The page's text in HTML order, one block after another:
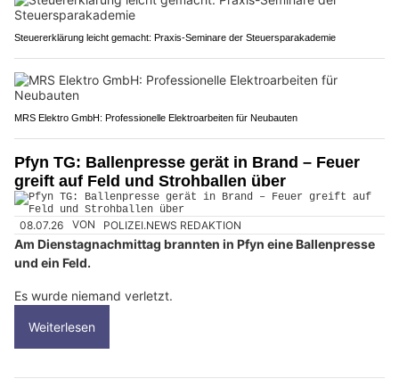
Steuererklärung leicht gemacht: Praxis-Seminare der Steuersparakademie
MRS Elektro GmbH: Professionelle Elektroarbeiten für Neubauten
Pfyn TG: Ballenpresse gerät in Brand – Feuer
greift auf Feld und Strohballen über
08.07.26 VON POLIZEI.NEWS REDAKTION
Am Dienstagnachmittag brannten in Pfyn eine Ballenpresse
und ein Feld.
Es wurde niemand verletzt.
Weiterlesen